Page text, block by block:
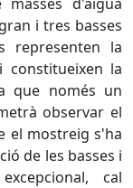
i tres basses
representen la
constitueixen la
que només un
observar el
el mostreig s'ha
de les basses i
cal